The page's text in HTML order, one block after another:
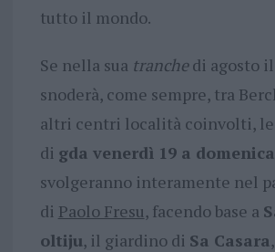
tutto il mondo.
Se nella sua tranchedi agosto
snoderà, come sempre, tra
altri centri località coinvolti,
di gda venerdì 19 a
svolgeranno interamente nel
di Paolo Fresu, facendo base a
oltiju, il giardino di Sa Casara